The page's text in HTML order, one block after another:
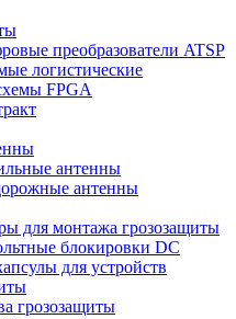
преобразователи ATSP
логистические
FPGA
антенны
антенны
для монтажа грозозащиты
блокировки DC
для устройств
грозозащиты